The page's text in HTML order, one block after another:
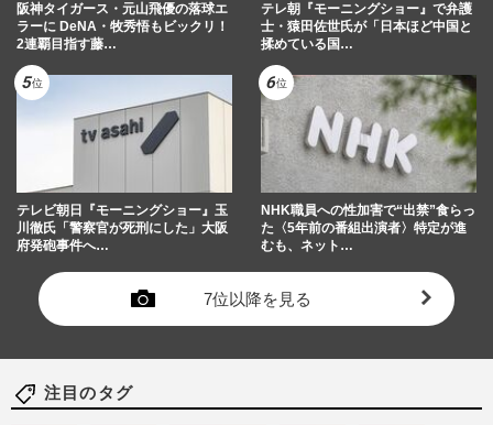
阪神タイガース・元山飛優の落球エ
ラーに DeNA・牧秀悟もビックリ！
2連覇目指す藤…
テレ朝『モーニングショー』で弁護
士・猿田佐世氏が「日本ほど中国と
揉めている国…
テレビ朝日『モーニングショー』玉
川徹氏「警察官が死刑にした」大阪
府発砲事件へ…
NHK職員への性加害で“出禁”食らっ
た〈5年前の番組出演者〉特定が進
むも、ネット…
7位以降を見る
注目のタグ